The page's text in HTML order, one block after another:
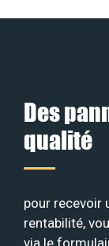
Des
qualité
pour recevoir
rentabilité,
via le